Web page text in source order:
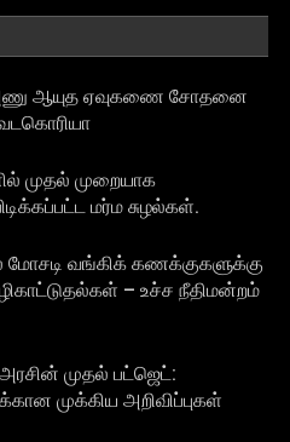
அணு ஆயுத ஏவுகணை சோதனை
முதல் முறையாக
மர்ம சுழல்கள்.
மோசடி வங்கிக் கணக்குகளுக்கு
– உச்ச நீதிமன்றம்
முதல் பட்ஜெட்:
முக்கிய அறிவிப்புகள்